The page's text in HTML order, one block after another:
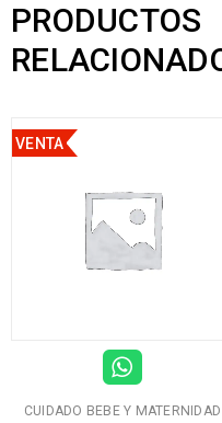
PRODUCTOS
VENTA
CUIDADO BEBE Y MATERNIDAD